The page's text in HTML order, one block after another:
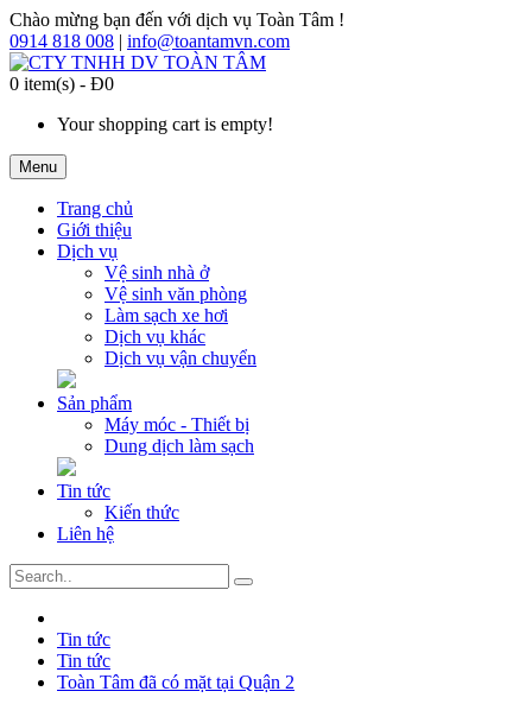
Chào mừng bạn đến với dịch vụ Toàn Tâm !
0914 818 008 | info@toantamvn.com
0 item(s) - Đ0
Your shopping cart is empty!
Menu
Trang chủ
Giới thiệu
Dịch vụ
Vệ sinh nhà ở
Vệ sinh văn phòng
Làm sạch xe hơi
Dịch vụ khác
Dịch vụ vận chuyển
Sản phẩm
Máy móc - Thiết bị
Dung dịch làm sạch
Tin tức
Kiến thức
Liên hệ
Tin tức
Tin tức
Toàn Tâm đã có mặt tại Quận 2